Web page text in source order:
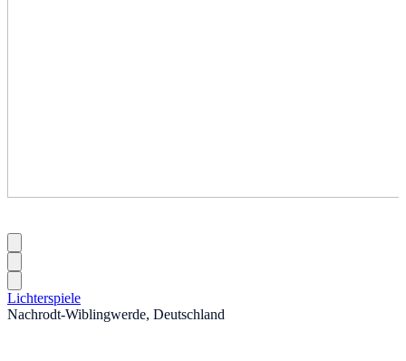
Lichterspiele
Nachrodt-Wiblingwerde, Deutschland